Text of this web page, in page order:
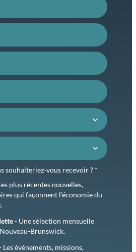
souhaiteriez-vous recevoir ? *
plus récentes nouvelles,
qui façonnent l'économie du
- Une sélection mensuelle
Brunswick.
Les événements, missions,